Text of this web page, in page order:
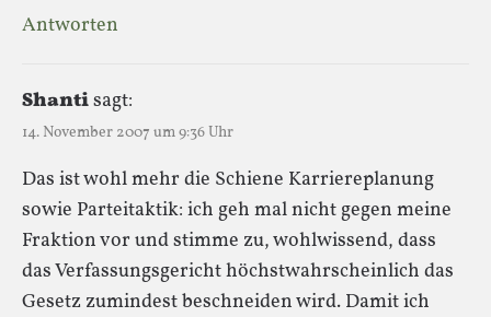
Antworten
Shantisagt:
14. November 2007 um 9:36 Uhr
Das ist wohl mehr die Schiene Karriereplanung
sowie Parteitaktik: ich geh mal nicht gegen meine
Fraktion vor und stimme zu, wohlwissend, dass
das Verfassungsgericht höchstwahrscheinlich das
Gesetz zumindest beschneiden wird. Damit ich